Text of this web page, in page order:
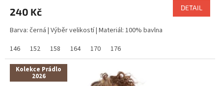
240 Kč DETAIL
Barva: černá | Výběr velikostí | Materiál: 100% bavlna
146
152 158 164 170 176
Kolekce Prádlo
2026